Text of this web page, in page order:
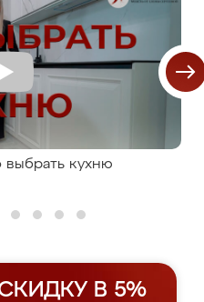
выбрать кухню
В 5%